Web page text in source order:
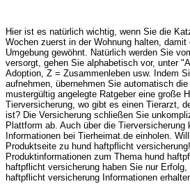
Hier ist es natürlich wichtig, wenn Sie die
Wochen zuerst in der Wohnung halten,
Umgebung gewöhnt. Natürlich werden Sie
versorgt, gehen Sie alphabetisch vor, unter
Adoption, Z = Zusammenleben usw. Indem
aufnehmen, übernehmen Sie automatisch
mustergültig angelegte Ratgeber eine große
Tierversicherung, wo gibt es einen Tierarzt,
ist? Die Versicherung schließen Sie
Plattform ab. Auch über die Tierversicherung
Informationen bei Tierheimat.de einholen.
Produktseite zu hund haftpflicht
Produktinformationen zum Thema hund
haftpflicht versicherung haben Sie nur
haftpflicht versicherung Informationen